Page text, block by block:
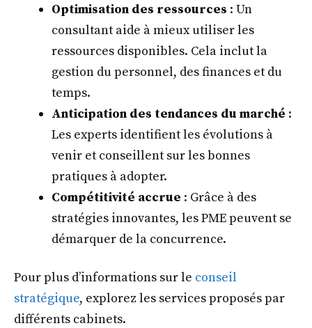
Optimisation des ressources : Un
consultant aide à mieux utiliser les
ressources disponibles. Cela inclut la
gestion du personnel, des finances et du
temps.
Anticipation des tendances du marché :
Les experts identifient les évolutions à
venir et conseillent sur les bonnes
pratiques à adopter.
Compétitivité accrue : Grâce à des
stratégies innovantes, les PME peuvent se
démarquer de la concurrence.
Pour plus d’informations sur le conseil
stratégique, explorez les services proposés par
différents cabinets.